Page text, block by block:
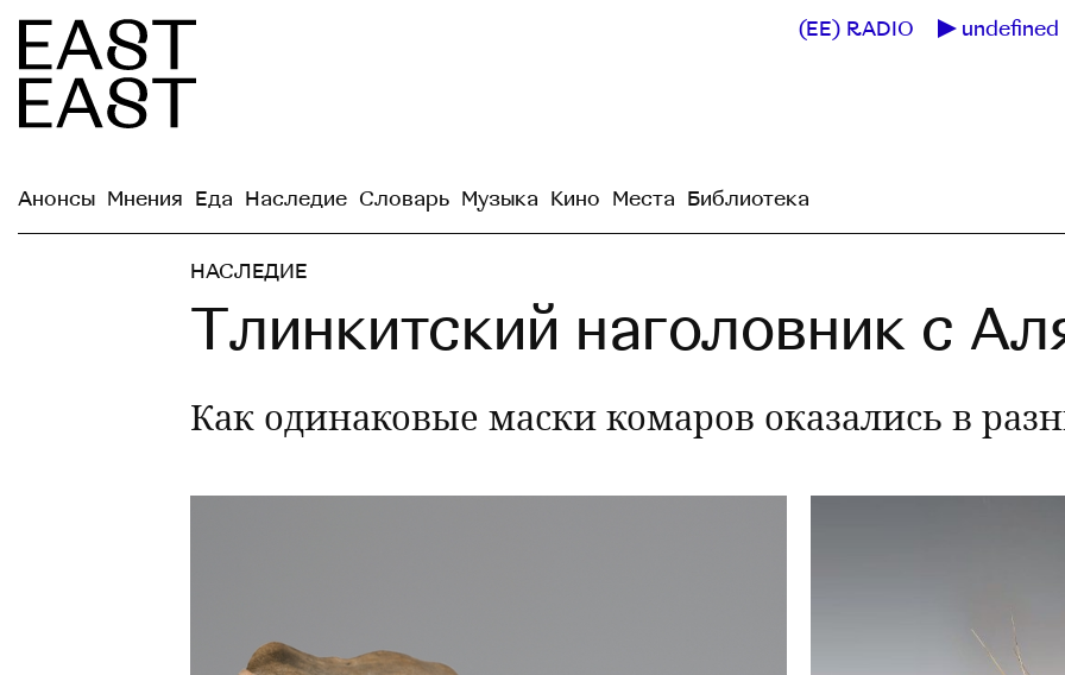
(EE) RADIO
Анонсы Мнения Еда Наследие Словарь Музыка Кино Места Библиотека
НАСЛЕДИЕ
Тлинкитский наголовник с
Как одинаковые маски комаров оказались в